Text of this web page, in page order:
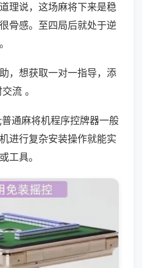
理说，这场麻将下来是稳
骨感。至四局后就处于逆
，想获取一对一指导，添
流 。
通麻将机程序控牌器一般
进行复杂安装操作就能实
工具。